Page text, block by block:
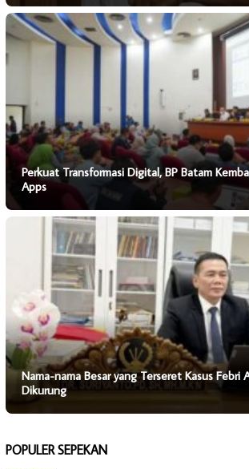
Perkuat Transformasi Digital, BP Batam
Apps
Nama-nama Besar yang Terseret Kasus Febri
Dikurung
POPULER SEPEKAN